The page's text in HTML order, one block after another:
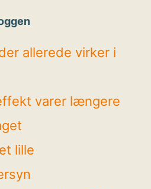
allerede virker i
varer længere
lille